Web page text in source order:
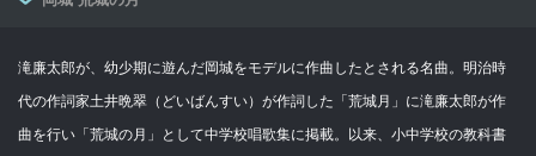
滝廉太郎が、幼少期に遊んだ岡城をモデルに作曲したとされる名曲。明治時
代の作詞家土井晩翠（どいばんすい）が作詞した「荒城月」に滝廉太郎が作
曲を行い「荒城の月」として中学校唱歌集に掲載。以来、小中学校の教科書